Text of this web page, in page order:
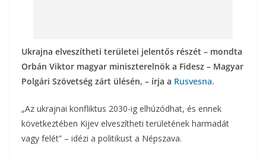
Ukrajna elveszítheti területei jelentős részét – mondta
Orbán Viktor magyar miniszterelnök a Fidesz – Magyar
Polgári Szövetség zárt ülésén, – írja a Rusvesna.
„Az ukrajnai konfliktus 2030-ig elhúzódhat, és ennek
következtében Kijev elveszítheti területének harmadát
vagy felét” – idézi a politikust a Népszava.